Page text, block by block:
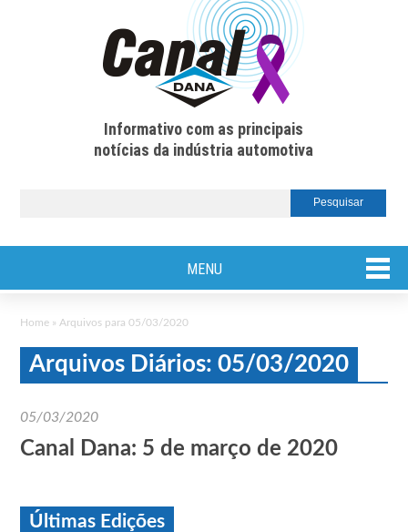
Informativo com as principais
notícias da indústria automotiva
MENU
Home » Arquivos para 05/03/2020
Arquivos Diários: 05/03/2020
05/03/2020
Canal Dana: 5 de março de 2020
Últimas Edições